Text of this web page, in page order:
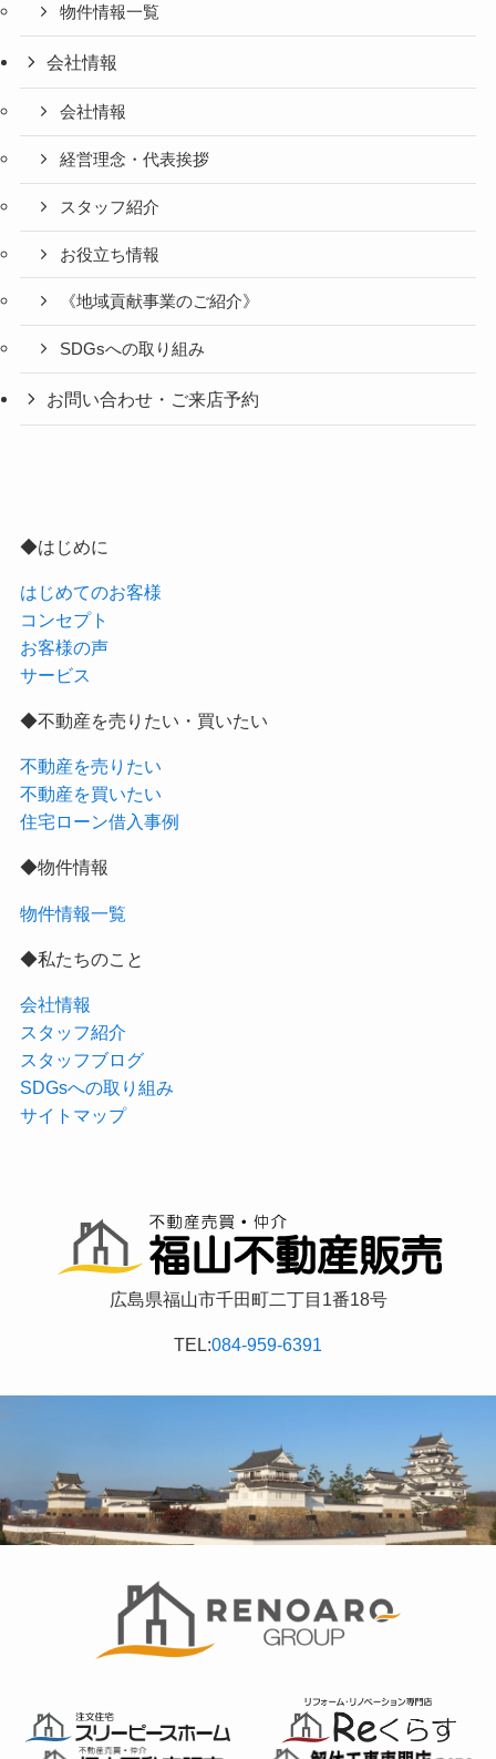
物件情報一覧
会社情報
会社情報
経営理念・代表挨拶
スタッフ紹介
お役立ち情報
《地域貢献事業のご紹介》
SDGsへの取り組み
お問い合わせ・ご来店予約
◆はじめに
はじめてのお客様
コンセプト
お客様の声
サービス
◆不動産を売りたい・買いたい
不動産を売りたい
不動産を買いたい
住宅ローン借入事例
◆物件情報
物件情報一覧
◆私たちのこと
会社情報
スタッフ紹介
スタッフブログ
SDGsへの取り組み
サイトマップ
広島県福山市千田町二丁目1番18号
TEL:084-959-6391